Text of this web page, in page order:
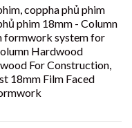
coppha phủ phim
phim 18mm - Column
formwork system for
Hardwood
For Construction,
18mm Film Faced